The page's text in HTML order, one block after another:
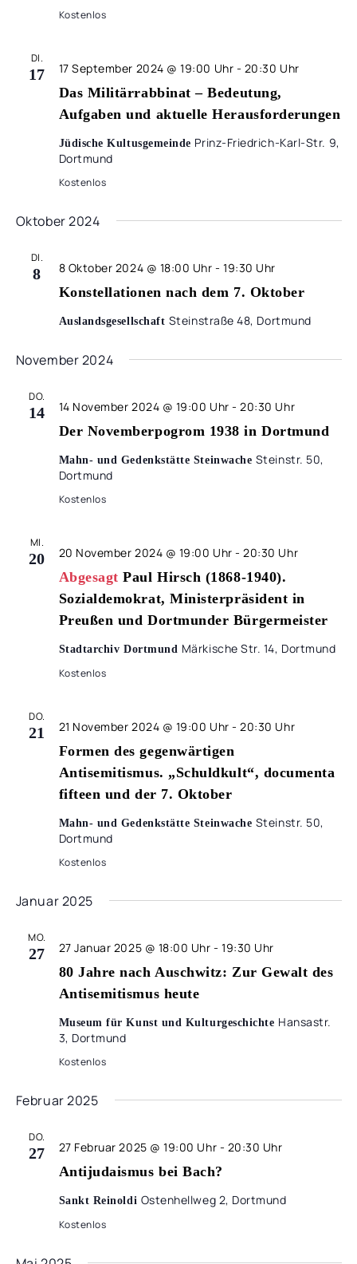
Kostenlos
DI.
17
Das Militärrabbinat – Bedeutung,
Aufgaben und aktuelle Herausforderungen
17 September 2024 @ 19:00 Uhr - 20:30 Uhr
Jüdische Kultusgemeinde Prinz-Friedrich-Karl-Str. 9,
Dortmund
Kostenlos
Oktober 2024
DI.
8
Konstellationen nach dem 7. Oktober
8 Oktober 2024 @ 18:00 Uhr -19:30 Uhr
Auslandsgesellschaft Steinstraße 48, Dortmund
November 2024
DO.
14
Der Novemberpogrom 1938 in Dortmund
14 November 2024 @ 19:00 Uhr -20:30 Uhr
Mahn- und Gedenkstätte Steinwache Steinstr. 50,
Dortmund
Kostenlos
MI.
20
Abgesagt Paul Hirsch (1868-1940).
Sozialdemokrat, Ministerpräsident in
Preußen und Dortmunder Bürgermeister
20 November 2024 @ 19:00 Uhr -20:30 Uhr
Stadtarchiv Dortmund Märkische Str. 14, Dortmund
Kostenlos
DO.
21
Formen des gegenwärtigen
Antisemitismus. „Schuldkult“, documenta
fifteen und der 7. Oktober
21 November 2024 @ 19:00 Uhr -20:30 Uhr
Mahn- und Gedenkstätte Steinwache Steinstr. 50,
Dortmund
Kostenlos
Januar 2025
MO.
27
80 Jahre nach Auschwitz: Zur Gewalt des
Antisemitismus heute
27 Januar 2025 @ 18:00 Uhr -19:30 Uhr
Museum für Kunst und Kulturgeschichte Hansastr.
3, Dortmund
Kostenlos
Februar 2025
DO.
27
Antijudaismus bei Bach?
27 Februar 2025 @ 19:00 Uhr - 20:30 Uhr
Sankt Reinoldi Ostenhellweg 2, Dortmund
Kostenlos